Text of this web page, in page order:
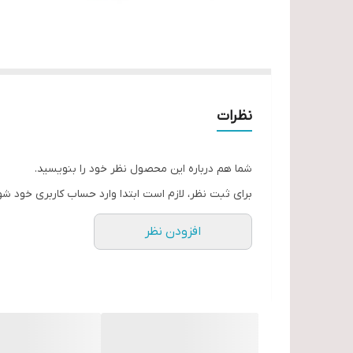
نظرات
شما هم درباره این محصول نظر خود را بنویسید.
برای ثبت نظر، لازم است ابتدا وارد حساب کاربری خود
افزودن نظر